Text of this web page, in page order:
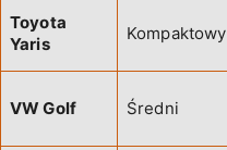
Toyota
Yaris
Kompaktowy
VW Golf Średni